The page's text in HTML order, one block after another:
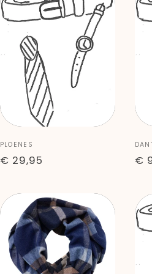
Anbieter:
PLOENES
Normaler
€ 29,95 €